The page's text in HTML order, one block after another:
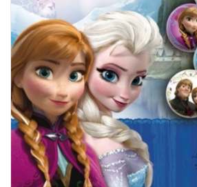
Speelgoedautomaten
Speelgoedpakketten
Gevulde capsules & mixen
32/35 mm
Klein speelgoed